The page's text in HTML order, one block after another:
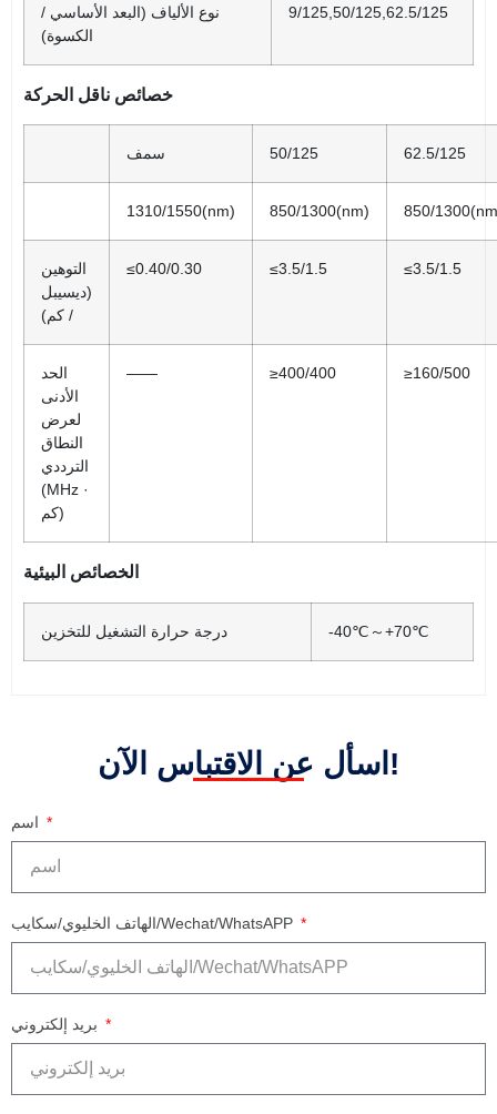
نوع الألياف (البعد الأساسي /
الكسوة)
9/125,50/125,62.5/125
خصائص ناقل الحركة
سمف 50/125 62.5/125
1310/1550(nm) 850/1300(nm) 850/
التوهين
(ديسيبل
/ كم)
≤0.40/0.30 ≤3.5/1.5 ≤3.5/1.5
الحد
الأدنى
لعرض
النطاق
الترددي
(MHz ·
كم)
—— ≥400/400 ≥160/500
الخصائص البيئية
درجة حرارة التشغيل للتخزين -40℃～+70℃
اسأل عن الاقتباس الآن!
الهاتف الخليوي/سكايب/Wechat/WhatsAPP